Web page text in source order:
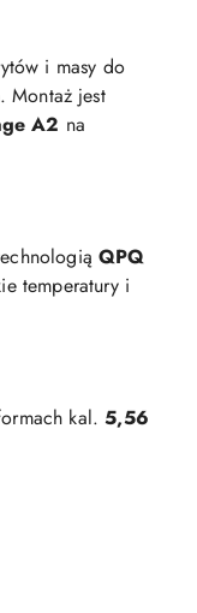
i masy do
Montaż jest
A2 na
QPQ
temperatury i
kal.5,56